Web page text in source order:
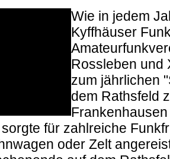
Wie in jedem
Kyffhäuser
Rossleben und
zum jährlichen
dem Rathsfeld
für zahlreiche
oder Zelt